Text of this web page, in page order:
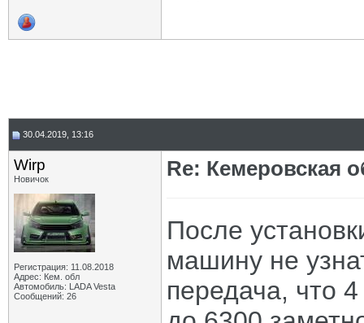
30.04.2019, 13:16
Wirp
Новичок
Регистрация: 11.08.2018
Адрес: Кем. обл
Автомобиль: LADA Vesta
Сообщений: 26
Re: Кемеровская
После
машину не
передача, что